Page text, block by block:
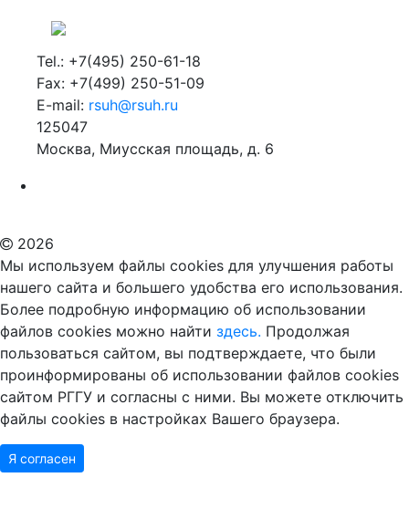
Tel.: +7(495) 250-61-18
Fax: +7(499) 250-51-09
E-mail: rsuh@rsuh.ru
125047
Москва, Миусская площадь, д. 6
2026
Мы используем файлы cookies для улучшения работы
нашего сайта и большего удобства его использования.
Более подробную информацию об использовании
файлов cookies можно найти здесь. Продолжая
пользоваться сайтом, вы подтверждаете, что были
проинформированы об использовании файлов cookies
сайтом РГГУ и согласны с ними. Вы можете отключить
файлы cookies в настройках Вашего браузера.
Я согласен